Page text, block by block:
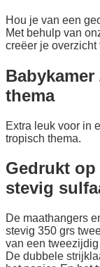
Hou je van een
Met behulp van
creëer je
thema
Extra leuk voor in
tropisch thema.
Gedrukt
stevig
De maathangers
stevig 350 grs
van een
De dubbele